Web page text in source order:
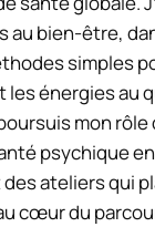
au bien-être,
simples
les énergies au
mon
psychique
ateliers qui
cœur du